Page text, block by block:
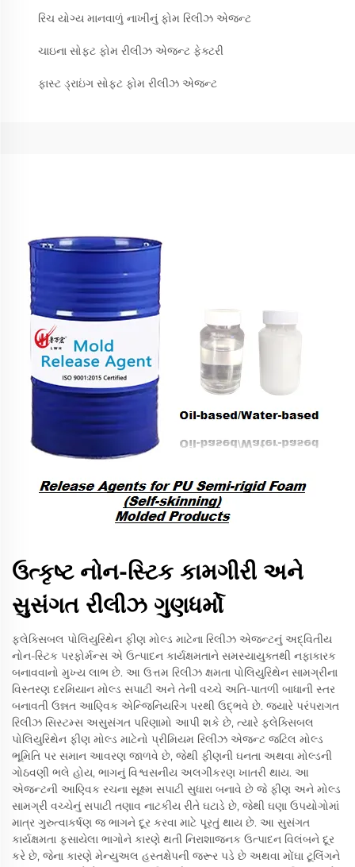
રિચ યોગ્ય માનવાળું નાખીનું ફોમ રિલીઝ એજન્ટ
ચાઇના સોફ્ટ ફોમ રીલીઝ એજન્ટ ફેક્ટરી
ફાસ્ટ ડ્રાઇંગ સોફ્ટ ફોમ રીલીઝ એજન્ટ
ઉત્કૃષ્ટ નોન-સ્ટિક કામગીરી અને
સુસંગત રીલીઝ ગુણધર્મો
ફ્લેક્સિબલ પોલિયુરિથેન ફીણ મોલ્ડ માટેના રિલીઝ એજન્ટનું અદ્વિતીય
નોન-સ્ટિક પરફોર્મન્સ એ ઉત્પાદન કાર્યક્ષમતાને સમસ્યાયુક્તથી નફાકારક
બનાવવાનો મુખ્ય લાભ છે. આ ઉત્તમ રિલીઝ ક્ષમતા પોલિયુરિથેન સામગ્રીના
વિસ્તરણ દરમિયાન મોલ્ડ સપાટી અને તેની વચ્ચે અતિ-પાતળી બાધાની સ્તર
બનાવતી ઉન્નત આણ્વિક એન્જિનિયરિંગ પરથી ઉદ્ભવે છે. જ્યારે પરંપરાગત
રિલીઝ સિસ્ટમ્સ અસુસંગત પરિણામો આપી શકે છે, ત્યારે ફ્લેક્સિબલ
પોલિયુરિથેન ફીણ મોલ્ડ માટેનો પ્રીમિયમ રિલીઝ એજન્ટ જટિલ મોલ્ડ
ભૂમિતિ પર સમાન આવરણ જાળવે છે, જેથી ફીણની ઘનતા અથવા મોલ્ડની
ગોઠવણી ભલે હોય, ભાગનું વિશ્વસનીય અલગીકરણ ખાતરી થાય. આ
એજન્ટની આણ્વિક રચના સૂક્ષ્મ સપાટી સુધારા બનાવે છે જે ફીણ અને મોલ્ડ
સામગ્રી વચ્ચેનું સપાટી તણાવ નાટકીય રીતે ઘટાડે છે, જેથી ઘણા ઉપયોગોમાં
માત્ર ગુરુત્વાકર્ષણ જ ભાગને દૂર કરવા માટે પૂરતું થાય છે. આ સુસંગત
કાર્યક્ષમતા ફસાયેલા ભાગોને કારણે થતી નિરાશાજનક ઉત્પાદન વિલંબને દૂર
કરે છે, જેના કારણે મેન્યુઅલ હસ્તક્ષેપની જરૂર પડે છે અથવા મોંઘા ટૂલિંગને